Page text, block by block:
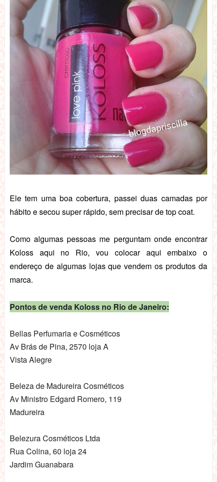
Ele tem uma boa cobertura, passei duas camadas por
hábito e secou super rápido, sem precisar de top coat.
Como algumas pessoas me perguntam onde encontrar
Koloss aqui no Rio, vou colocar aqui embaixo o
endereço de algumas lojas que vendem os produtos da
marca.
Pontos de venda Koloss no Rio de Janeiro:
Bellas Perfumaria e Cosméticos
Av Brás de Pina, 2570 loja A
Vista Alegre
Beleza de Madureira Cosméticos
Av Ministro Edgard Romero, 119
Madureira
Belezura Cosméticos Ltda
Rua Colina, 60 loja 24
Jardim Guanabara